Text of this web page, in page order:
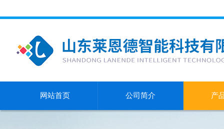
网站首页 公司简介 产